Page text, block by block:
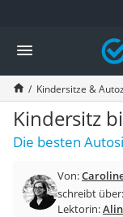
Die beliebtesten
Kind & Baby
Babyphone mit 2
Walkie-Talkie Kinder
Kindermatratzen
Babywippe
Rollschuhe für Kinder
Laufrad
Kinderschubkarre
Kindersitze &
Kindersitz
Die besten
Von:
schreibt über:
Lektorin: